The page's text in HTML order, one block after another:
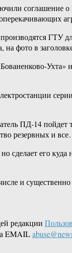
соглашение
ГТУ
фото в
ПД-14 пойдет
резервных и
его куда
и существенно
редакции
EMAIL